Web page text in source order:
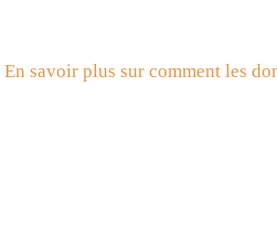
En savoir plus sur comment les